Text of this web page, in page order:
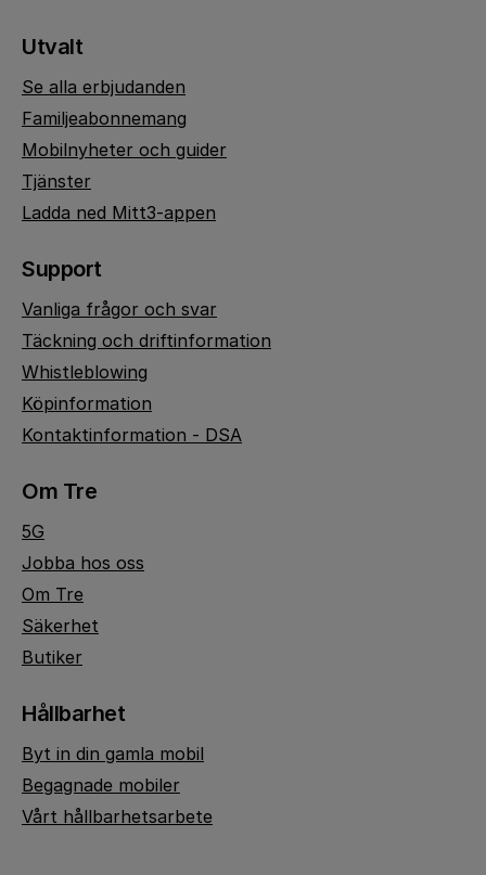
Utvalt
Se alla erbjudanden
Familjeabonnemang
Mobilnyheter och guider
Tjänster
Ladda ned Mitt3-appen
Support
Vanliga frågor och svar
Täckning och driftinformation
Whistleblowing
Köpinformation
Kontaktinformation - DSA
Om Tre
5G
Jobba hos oss
Om Tre
Säkerhet
Butiker
Hållbarhet
Byt in din gamla mobil
Begagnade mobiler
Vårt hållbarhetsarbete